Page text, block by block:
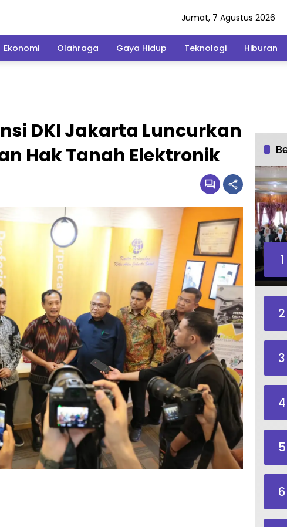
Jumat, 7 Agustus 2026
Ekonomi Olahraga Gaya Hidup Teknologi Hiburan
DKI Jakarta Luncurkan
Hak Tanah Elektronik
1
2
3
4
5
6